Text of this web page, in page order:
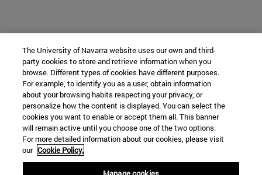
The University of Navarra website uses our own and third-
party cookies to store and retrieve information when you
browse. Different types of cookies have different purposes.
For example, to identify you as a user, obtain information
about your browsing habits respecting your privacy, or
personalize how the content is displayed. You can select the
cookies you want to enable or accept them all. This banner
will remain active until you choose one of the two options.
For more detailed information about our cookies, please visit
our Cookie Policy.